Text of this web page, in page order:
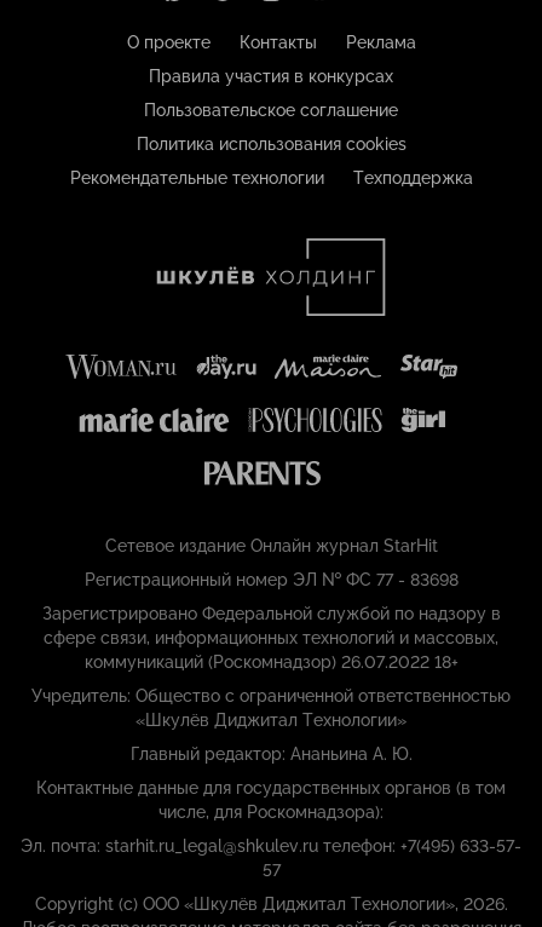
О проекте Контакты
Реклама
Правила участия в конкурсах
Пользовательское соглашение
Политика использования cookies
Рекомендательные технологии
Техподдержка
Сетевое издание Онлайн журнал StarHit
Регистрационный номер ЭЛ № ФС 77 - 83698
Зарегистрировано Федеральной службой по надзору в
сфере связи, информационных технологий и массовых,
коммуникаций (Роскомнадзор) 26.07.2022 18+
Учредитель: Общество с ограниченной ответственностью
«Шкулёв Диджитал Технологии»
Главный редактор: Ананьина А. Ю.
Контактные данные для государственных органов (в том
числе, для Роскомнадзора):
Эл. почта: starhit.ru_legal@shkulev.ru телефон: +7(495) 633-57-
57
Copyright (с) ООО «Шкулёв Диджитал Технологии», 2026.